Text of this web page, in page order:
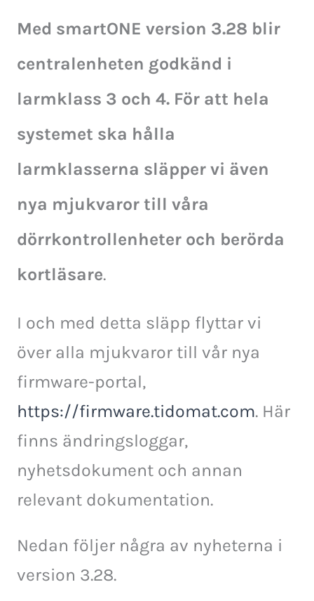
Med smartONE version 3.28 blir
centralenheten godkänd i
larmklass 3 och 4. För att hela
systemet ska hålla
larmklasserna släpper vi även
nya mjukvaror till våra
dörrkontrollenheter och berörda
kortläsare.
I och med detta släpp flyttar vi
över alla mjukvaror till vår nya
firmware-portal,
https://firmware.tidomat.com. Här
finns ändringsloggar,
nyhetsdokument och annan
relevant dokumentation.
Nedan följer några av nyheterna i
version 3.28.